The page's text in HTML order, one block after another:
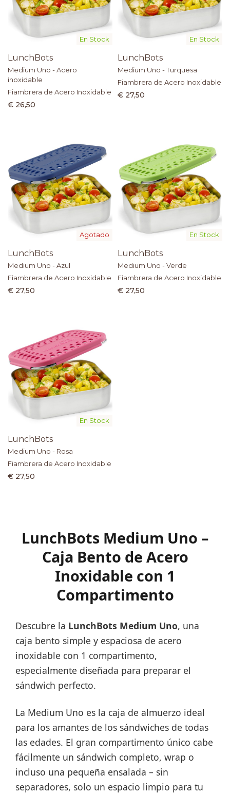
En Stock
LunchBots
Medium Uno - Acero
inoxidable
Fiambrera de Acero Inoxidable
€ 26,50
En Stock
LunchBots
Medium Uno - Turquesa
Fiambrera de Acero Inoxidable
€ 27,50
Agotado
LunchBots
Medium Uno - Azul
Fiambrera de Acero Inoxidable
€ 27,50
En Stock
LunchBots
Medium Uno - Verde
Fiambrera de Acero Inoxidable
€ 27,50
En Stock
LunchBots
Medium Uno - Rosa
Fiambrera de Acero Inoxidable
€ 27,50
LunchBots Medium Uno –
Caja Bento de Acero
Inoxidable con 1
Compartimento
Descubre la LunchBots Medium Uno, una
caja bento simple y espaciosa de acero
inoxidable con 1 compartimento,
especialmente diseñada para preparar el
sándwich perfecto.
La Medium Uno es la caja de almuerzo ideal
para los amantes de los sándwiches de todas
las edades. El gran compartimento único cabe
fácilmente un sándwich completo, wrap o
incluso una pequeña ensalada – sin
separadores, solo un espacio limpio para tu